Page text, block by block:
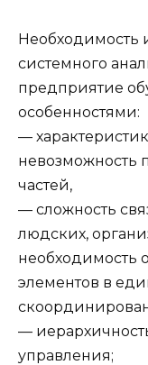
Необходимость
системного
предприятие
особенностями:
—
невозможность
частей,
— сложность
людских,
необходимость
элементов в
—
управления;